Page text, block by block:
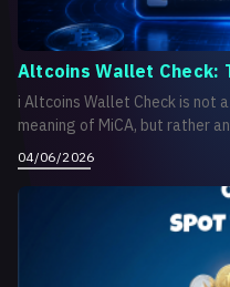
Altcoins Wallet Check:
i Altcoins Wallet Check is not a standalone service within the
meaning of MiCA, but rather
04/06/2026